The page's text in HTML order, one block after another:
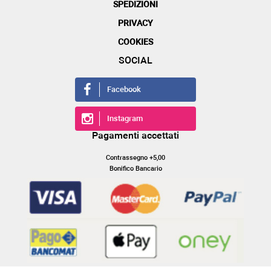
SPEDIZIONI
PRIVACY
COOKIES
SOCIAL
Facebook
Instagram
Pagamenti accettati
Contrassegno +5,00
Bonifico Bancario